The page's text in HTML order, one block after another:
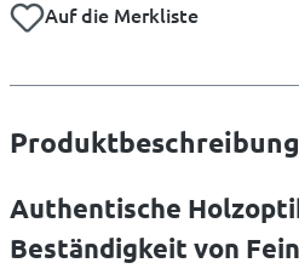
Auf die Merkliste
Produktbeschreibung
Authentische
Beständigkeit von